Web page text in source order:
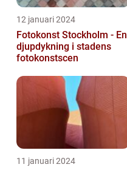
12 januari 2024
Fotokonst Stockholm - En
djupdykning i stadens
fotokonstscen
11 januari 2024